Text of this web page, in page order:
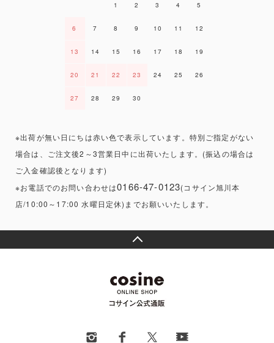
1 2 3 4 5
6 7 8 9 10 11 12
13 14 15 16 17 18 19
20 21 22 23 24 25 26
27 28 29 30
※出荷が無い日にちは赤い色で表示しています。特別ご指定がない
場合は、ご注文後2～3営業日中に出荷いたします。(振込の場合は
ご入金確認後となります)
※お電話でのお問い合わせは0166-47-0123(コサイン旭川本
店/10:00～17:00 水曜日定休)までお願いいたします。